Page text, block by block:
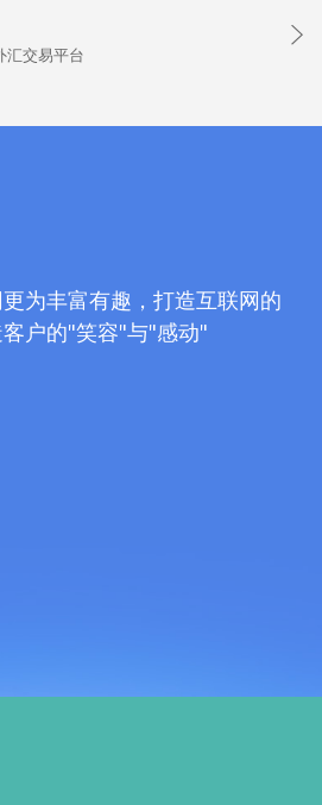
汇交易平台
为丰富有趣，打造互联网的
户的"笑容"与"感动"